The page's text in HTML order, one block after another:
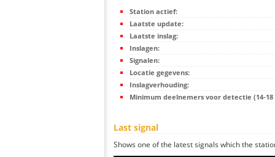
Station actief:
Laatste update:
Laatste inslag:
Inslagen:
Signalen:
Locatie gegevens:
Inslagverhouding:
Minimum deelnemers voor detectie (14-
Last signal
Shows one of the latest signals which the